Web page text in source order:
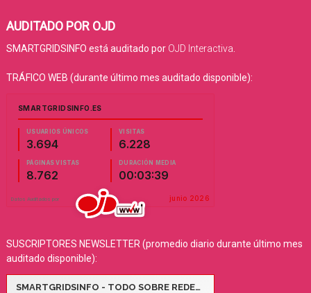
AUDITADO POR OJD
SMARTGRIDSINFO está auditado por OJD Interactiva
TRÁFICO WEB (durante último mes auditado disponible):
SUSCRIPTORES NEWSLETTER (promedio diario durante último mes
auditado disponible):